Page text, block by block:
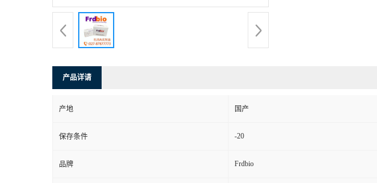
产品详请
产地 国产
保存条件 -20
品牌 Frdbio